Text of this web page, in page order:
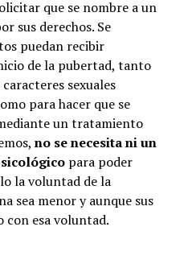
que se nombre a un
sus derechos. Se
puedan recibir
de la pubertad, tanto
sexuales
para hacer que se
un tratamiento
no se necesita ni un
para poder
la voluntad de la
sea menor y aunque sus
con esa voluntad.